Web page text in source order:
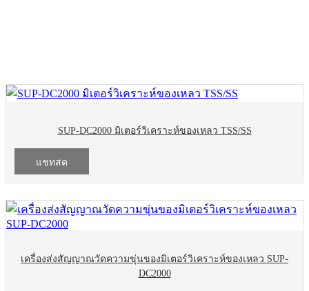
SUP-DC2000 มิเตอร์วิเคราะห์ของเหลว TSS/SS
แชทสด
เครื่องส่งสัญญาณวัดความขุ่นของมิเตอร์วิเคราะห์ของเหลว SUP-
DC2000